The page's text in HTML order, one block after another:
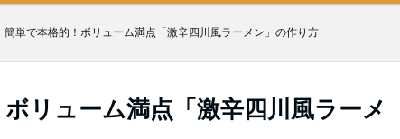
簡単で本格的！ボリューム満点「激辛四川風ラーメン」の作り方
リューム満点「激辛四川風ラーメ